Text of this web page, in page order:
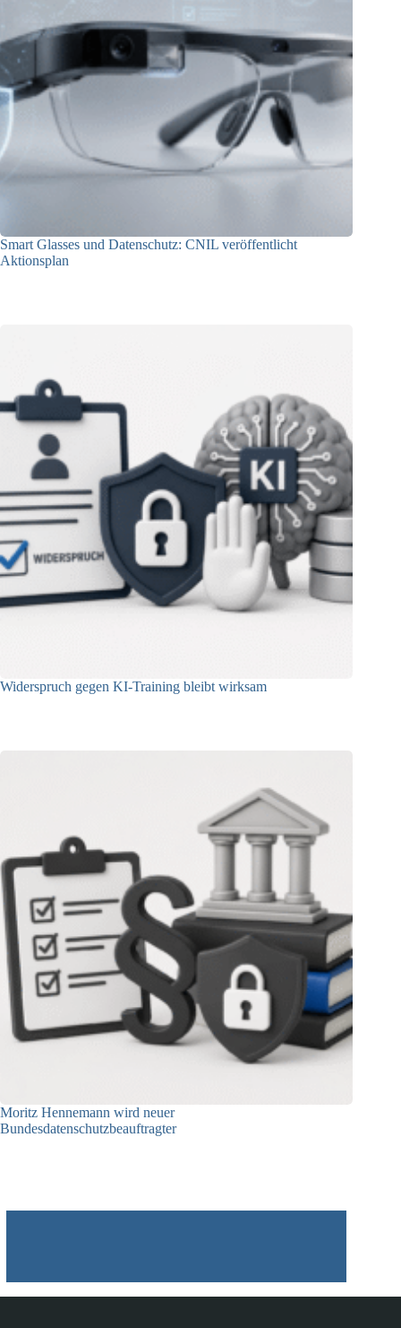
Smart Glasses und Datenschutz: CNIL veröffentlicht
Aktionsplan
Widerspruch gegen KI-Training bleibt wirksam
Moritz Hennemann wird neuer
Bundesdatenschutzbeauftragter